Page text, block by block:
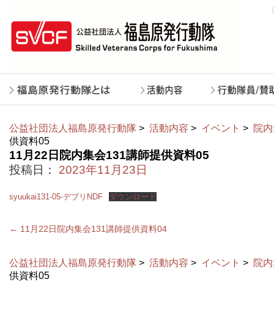
公益社団法人福島原発行動隊 > 活動内容 > イベント > 院
供資料05
11月22日院内集会131講師提供資料05
投稿日：
2023年11月23日
syuukai131-05-デブリNDF ダウンロード
← 11月22日院内集会131講師提供資料04
公益社団法人福島原発行動隊 > 活動内容 > イベント > 院
供資料05